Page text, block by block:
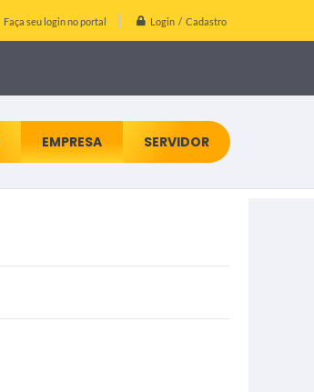
Faça seu login no portal Login / Cadastro
EMPRESA SERVIDOR